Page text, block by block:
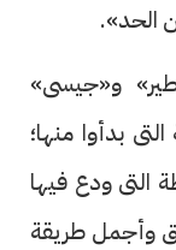
الحد».
و«جيسى»
بدأوا منها؛
التى ودع فيها
وأجمل طريقة